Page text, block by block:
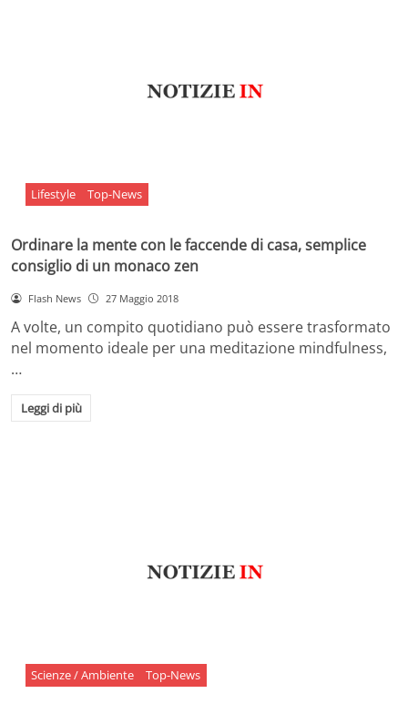
Lifestyle Top-News
Ordinare la mente con le faccende di casa, semplice
consiglio di un monaco zen
Flash News 27 Maggio 2018
A volte, un compito quotidiano può essere trasformato
nel momento ideale per una meditazione mindfulness,
…
Leggi di più
Scienze / Ambiente Top-News